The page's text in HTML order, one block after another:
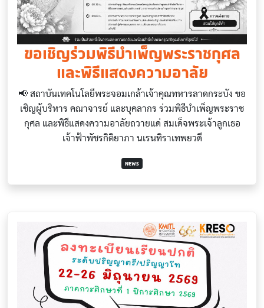
ขอเชิญร่วมพิธีบำเพ็ญพระราชกุศล
และพิธีแสดงความอาลัย
📢 สถาบันเทคโนโลยีพระจอมเกล้าเจ้าคุณทหารลาดกระบัง ขอ
เชิญผู้บริหาร คณาจารย์ และบุคลากร ร่วมพิธีบำเพ็ญพระราช
กุศล และพิธีแสดงความอาลัยถวายแด่ สมเด็จพระเจ้าลูกเธอ
เจ้าฟ้าพัชรกิติยาภา นเรนทิราเทพยวดี
NEWS